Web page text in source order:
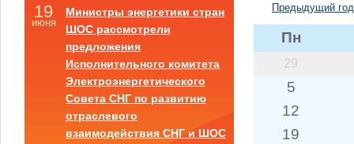
Предыдущий год
Пн
29
5
12
19
19
июня
Министры энергетики стран
ШОС рассмотрели
предложения
Исполнительного комитета
Электроэнергетического
Совета СНГ по развитию
отраслевого
взаимодействия СНГ и ШОС